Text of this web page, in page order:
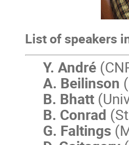
List of speakers
Y. André
A. Beilinson
B. Bhatt
B. Conrad
G. Faltings